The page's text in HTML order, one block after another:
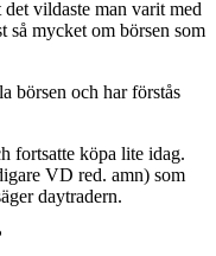
vildaste man varit med
så mycket om börsen som
börsen och har förstås
fortsatte köpa lite idag.
VD red. amn) som
daytradern.